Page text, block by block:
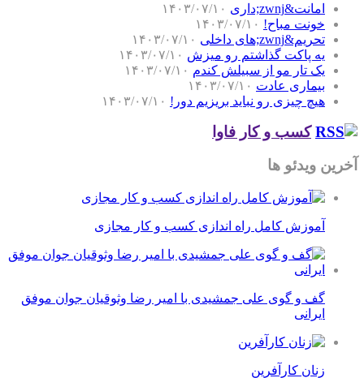
امانت&zwnj;داری
۱۴۰۳/۰۷/۱۰
خونت مباح! ۱۴۰۳/۰۷/۱۰
تحریم&zwnj;های داخلی
۱۴۰۳/۰۷/۱۰
یه پاکت گذاشتم رو میزش ۱۴۰۳/۰۷/۱۰
یک تار مو از سبیلش کندم ۱۴۰۳/۰۷/۱۰
بیماری عادت ۱۴۰۳/۰۷/۱۰
هیچ چیزی رو نباید بریزیم دور! ۱۴۰۳/۰۷/۱۰
کسب و کار فاوا
آخرین ویدئو ها
آموزش کامل راه اندازی کسب و کار مجازی
گف و گوی علی جمشیدی با امیر رضا وثوقیان جوان موفق
ایرانی
زنان کارآفرین